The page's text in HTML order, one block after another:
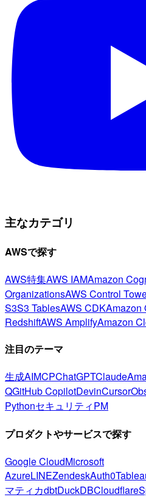
主なカテゴリ
AWSで探す
AWS特集AWS IAMAmazon
OrganizationsAWS Control
S3S3 TablesAWS CDKAmazon
RedshiftAWS AmplifyAmazon
注目のテーマ
生成AIMCPChatGPTClaude
QGitHub CopilotDevinCursor
PythonセキュリティPM
プロダクトやサービスで探す
Google CloudMicrosoft
AzureLINEZendeskAuth0
マティカdbtDuckDBCloudflare